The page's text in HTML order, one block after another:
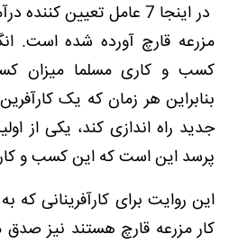
در اینجا 7 عامل تعیین
مزرعه قارچ آورده شده است.
کسب و کاری مسلما میزان
بنابراین هر زمان که یک
جدید راه اندازی کند، یکی از
پرسد این است که این کسب و
این روایت برای کارآفرینانی که
کار مزرعه قارچ هستند نیز